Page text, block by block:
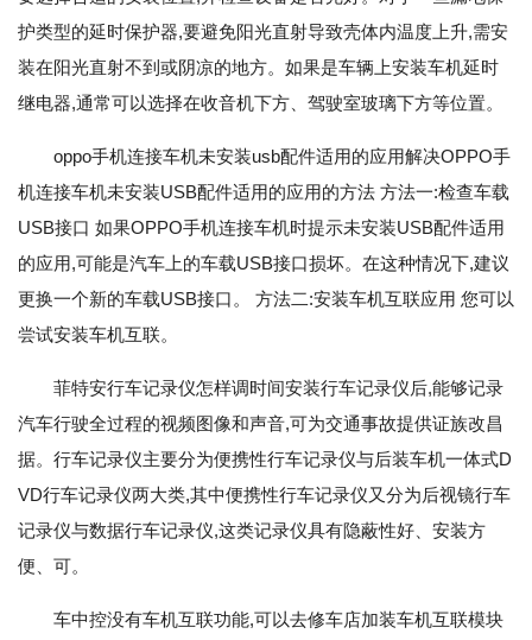
护类型的延时保护器,要避免阳光直射导致壳体内温度上升,需安
装在阳光直射不到或阴凉的地方。如果是车辆上安装车机延时
继电器,通常可以选择在收音机下方、驾驶室玻璃下方等位置。
oppo手机连接车机未安装usb配件适用的应用解决OPPO手
机连接车机未安装USB配件适用的应用的方法 方法一:检查车载
USB接口 如果OPPO手机连接车机时提示未安装USB配件适用
的应用,可能是汽车上的车载USB接口损坏。在这种情况下,建议
更换一个新的车载USB接口。 方法二:安装车机互联应用 您可以
尝试安装车机互联。
菲特安行车记录仪怎样调时间安装行车记录仪后,能够记录
汽车行驶全过程的视频图像和声音,可为交通事故提供证族改昌
据。行车记录仪主要分为便携性行车记录仪与后装车机一体式D
VD行车记录仪两大类,其中便携性行车记录仪又分为后视镜行车
记录仪与数据行车记录仪,这类记录仪具有隐蔽性好、安装方
便、可。
车中控没有车机互联功能,可以去修车店加装车机互联模块